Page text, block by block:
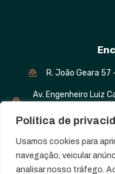
Política de
Usamos cookies para
navegação, veicular
analisar nosso tráfego.
R. João Geara
Av. Engenheiro Luiz